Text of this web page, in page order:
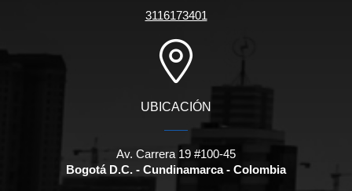
3116173401
UBICACIÓN
Av. Carrera 19 #100-45
Bogotá D.C. - Cundinamarca - Colombia